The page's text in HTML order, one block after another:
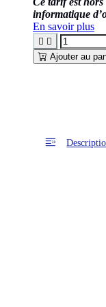
informatique
En savoir plus
 
Ajouter au